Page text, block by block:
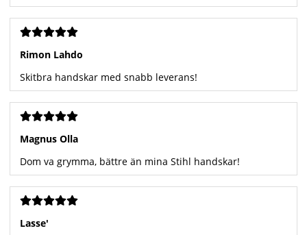
Rimon Lahdo
Skitbra handskar med snabb leverans!
Magnus Olla
Dom va grymma, bättre än mina Stihl handskar!
Lasse'